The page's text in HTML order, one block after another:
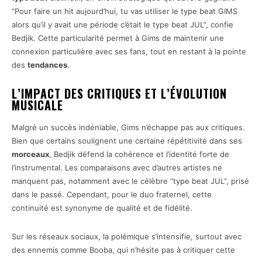
“Pour faire un hit aujourd’hui, tu vas utiliser le type beat GIMS
alors qu’il y avait une période c’était le type beat JUL”, confie
Bedjik. Cette particularité permet à Gims de maintenir une
connexion particulière avec ses fans, tout en restant à la pointe
des tendances.
L’IMPACT DES CRITIQUES ET L’ÉVOLUTION
MUSICALE
Malgré un succès indéniable, Gims n’échappe pas aux critiques.
Bien que certains soulignent une certaine répétitivité dans ses
morceaux, Bedjik défend la cohérence et l’identité forte de
l’instrumental. Les comparaisons avec d’autres artistes ne
manquent pas, notamment avec le célèbre “type beat JUL”, prisé
dans le passé. Cependant, pour le duo fraternel, cette
continuité est synonyme de qualité et de fidélité.
Sur les réseaux sociaux, la polémique s’intensifie, surtout avec
des ennemis comme Booba, qui n’hésite pas à critiquer cette